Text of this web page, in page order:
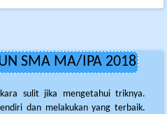
SMA MA/IPA 2018
sulit jika mengetahui triknya.
dan melakukan yang terbaik.